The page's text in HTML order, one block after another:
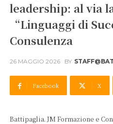
leadership: al via
“Linguaggi di
Consulenza
26 MAGGIO 2026 BY
Facebook X
Battipaglia. JM Formazione e